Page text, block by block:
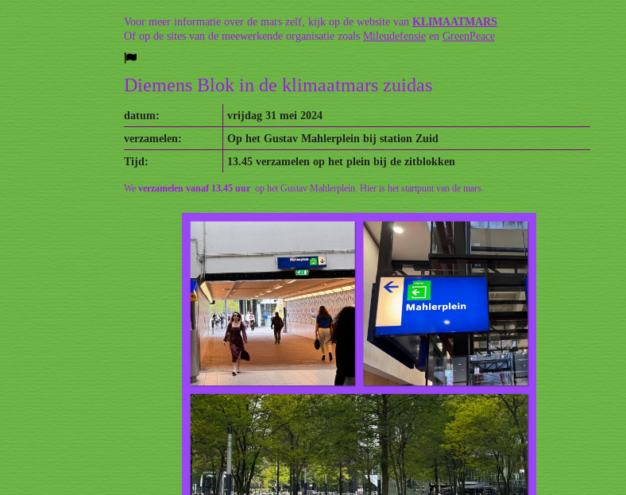
Voor meer informatie over de mars zelf, kijk op de website van KLIMAATMARS
Of op de sites van de meewerkende organisatie zoals Mileudefensie en GreenPeace
Diemens Blok in de klimaatmars zuidas
datum:
vrijdag 31 mei 2024
verzamelen:
Op het Gustav Mahlerplein bij station Zuid
Tijd:
13.45 verzamelen op het plein bij de zitblokken
We verzamelen vanaf 13.45 uur op het Gustav Mahlerplein. Hier is het startpunt van de mars.